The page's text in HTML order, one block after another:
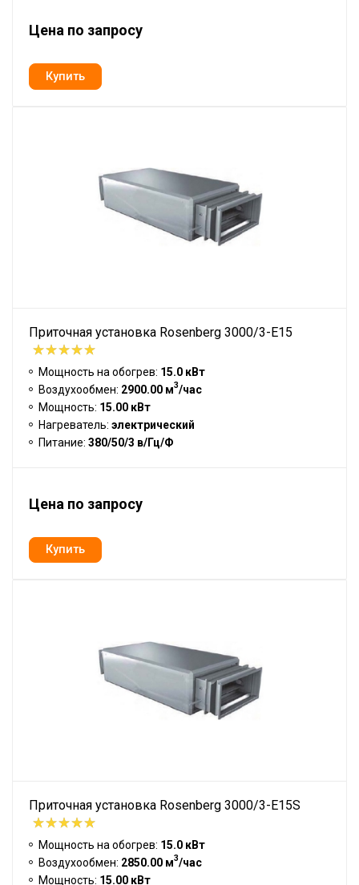
Цена по запросу
Приточная установка Rosenberg 3000/3-E15
Мощность на обогрев: 15.0 кВт
Воздухообмен: 2900.00 м3/час
Мощность: 15.00 кВт
Нагреватель: электрический
Питание: 380/50/3 в/Гц/Ф
Цена по запросу
Приточная установка Rosenberg 3000/3-E15S
Мощность на обогрев: 15.0 кВт
Воздухообмен: 2850.00 м3/час
Мощность: 15.00 кВт